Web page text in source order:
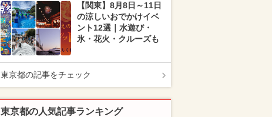
【関東】8月8日～11日
の涼しいおでかけイベ
ント12選｜水遊び・
氷・花火・クルーズも
東京都の記事をチェック
東京都の人気記事ランキング